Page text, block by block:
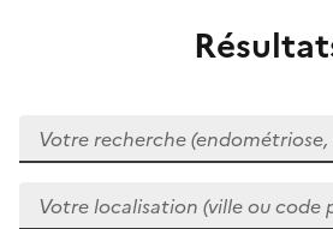
Votre recherche (endométriose,
Votre localisation (ville ou code